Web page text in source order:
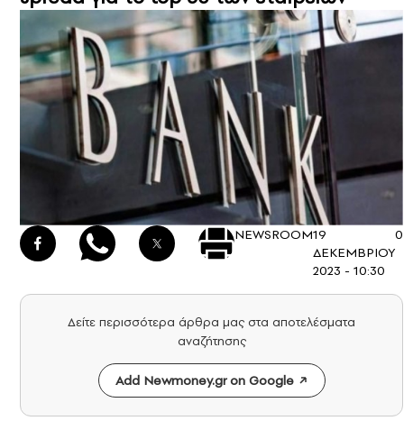
NEWSROOM19
ΔΕΚΕΜΒΡΙΟΥ
2023 - 10:30
0
Δείτε περισσότερα άρθρα μας στα αποτελέσματα
αναζήτησης
Add Newmoney.gr on Google